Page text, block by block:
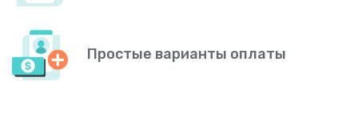
Простые варианты оплаты